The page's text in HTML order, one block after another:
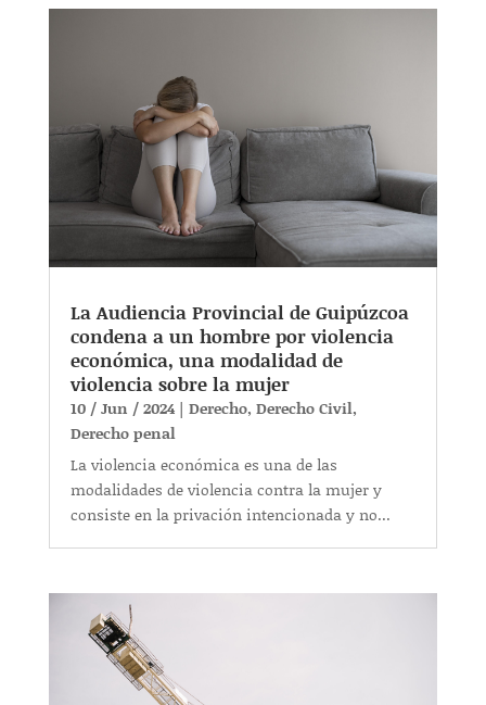
La Audiencia Provincial de Guipúzcoa
condena a un hombre por violencia
económica, una modalidad de
violencia sobre la mujer
10 / Jun / 2024| Derecho, Derecho Civil,
Derecho penal
La violencia económica es una de las
modalidades de violencia contra la mujer y
consiste en la privación intencionada y no...